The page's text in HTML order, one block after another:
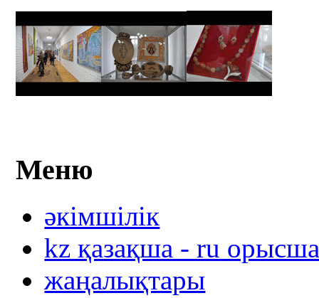
Меню
әкімшілік
kz қазақша - ru
жаңалықтары